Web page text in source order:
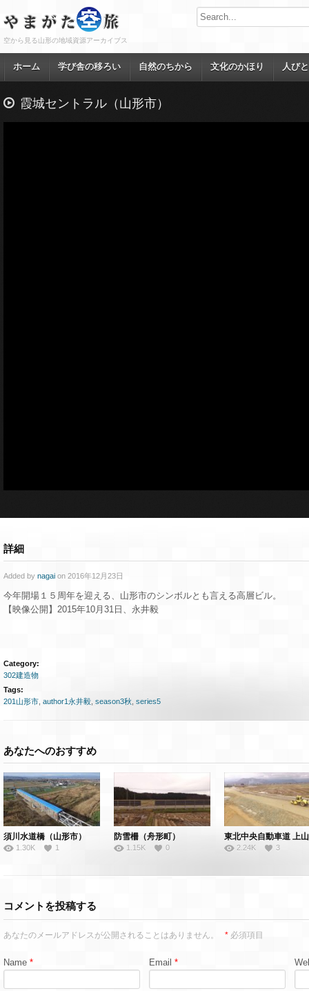
空から見る山形の地域資源アーカイブス
ホーム 学び舎の移ろい 自然のちから 文化のかほり 人び
霞城セントラル（山形市）
詳細
Added by nagai on 2016年12月23日
今年開場１５周年を迎える、山形市のシンボルとも言える高層ビル。
【映像公開】2015年10月31日、永井毅
Category:
302建造物
Tags:
201山形市 author1永井毅 season3秋 series5
あなたへのおすすめ
須川水道橋（山形市）
1.30K 1
防雪柵（舟形町）
1.15K 0 2.24K 3
コメントを投稿する
あなたのメールアドレスが公開されることはありません。 * 必須項目
Name * Email *